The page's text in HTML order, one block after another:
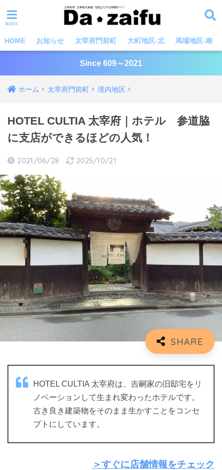
HOME お知らせ 太宰府門前町 大町地区-北 馬場地区-南
Since 609～2021
ホーム 太宰府門前町 境内地区
HOTEL CULTIA 太宰府｜ホテル 参道脇
に支店ができるほどの人気！
2021/06/28 2025/10/21
HOTEL CULTIA 太宰府は、吉嗣家の旧邸宅をリ
ノベーションして生まれ変わったホテルです。
古き良き建築物をそのまま生かすことをコンセ
プトにしています。
＞すぐに店舗情報をチェック